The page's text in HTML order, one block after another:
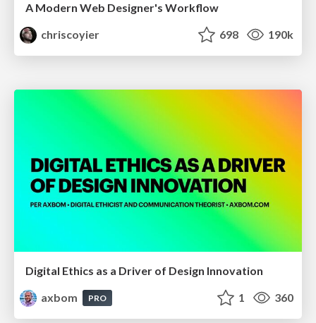
A Modern Web Designer's Workflow
chriscoyier
698 190k
Digital Ethics as a Driver of Design Innovation
axbom
PRO 1 360